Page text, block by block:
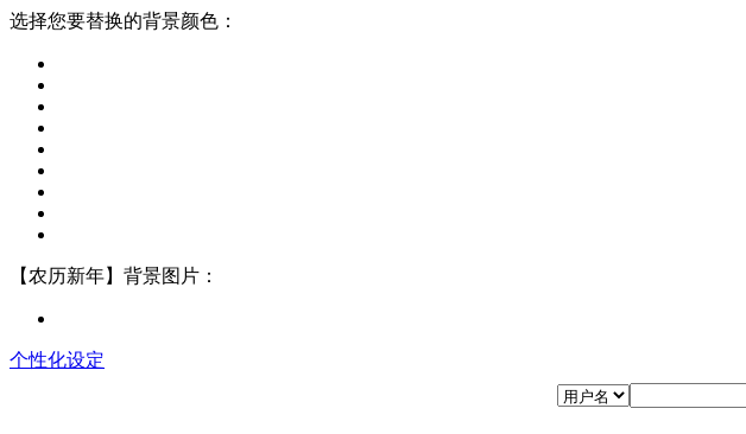
选择您要替换的背景颜色：
【农历新年】背景图片：
个性化设定